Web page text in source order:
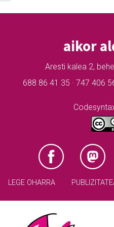
aikor
Aresti kalea 2,
688 86 41 35 · 747 406
LEGE OHARRA